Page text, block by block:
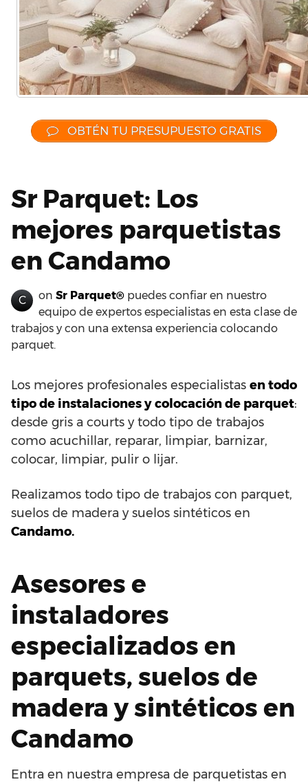
OBTÉN TU PRESUPUESTO GRATIS
Sr Parquet: Los
mejores parquetistas
en Candamo
C on Sr Parquet® puedes confiar en nuestro
equipo de expertos especialistas en esta clase de
trabajos y con una extensa experiencia colocando
parquet.
Los mejores profesionales especialistas en todo
tipo de instalaciones y colocación de parquet:
desde gris a courts y todo tipo de trabajos
como acuchillar, reparar, limpiar, barnizar,
colocar, limpiar, pulir o lijar.
Realizamos todo tipo de trabajos con parquet,
suelos de madera y suelos sintéticos en
Candamo.
Asesores e
instaladores
especializados en
parquets, suelos de
madera y sintéticos en
Candamo
Entra en nuestra empresa de parquetistas en